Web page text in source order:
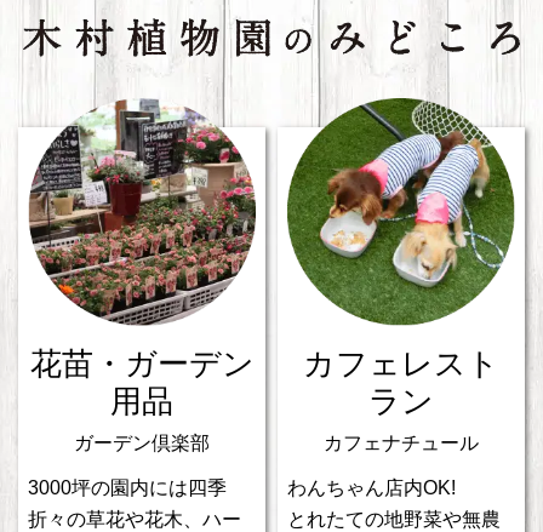
花苗・ガーデン
用品
ガーデン倶楽部
3000坪の園内には四季
折々の草花や花木、ハー
カフェレスト
ラン
カフェナチュール
わんちゃん店内OK!
とれたての地野菜や無農